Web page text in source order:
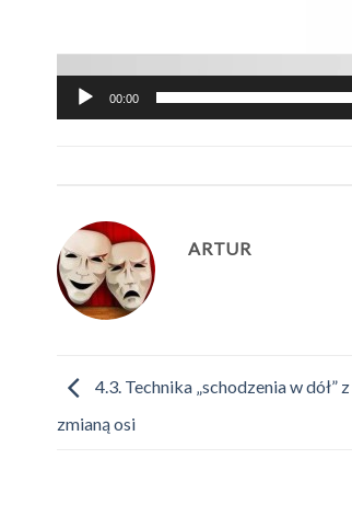
00:00
ARTUR
4.3. Technika „schodzenia w dół”
zmianą osi